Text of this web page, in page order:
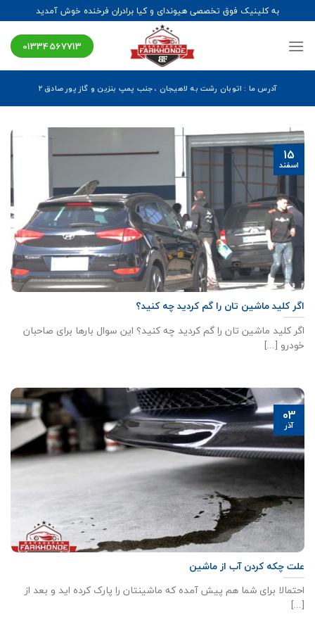
to
content
به کلینیک فوق تخصصی هیوندای و کیا برادران فرخنده خوش آمدید
01334567713
آدرس ما : اتوبان رشت به لاهیجان ، جنب پمپ بنزین و گاز پور صادق ۲
اگر کلید ماشین تان را گم کردید چه کنید؟
اگر کلید ماشین تان را گم کردید چه کنید؟ این سوال بارها برای صاحبان
خودرو [...]
15
اسفند
علت چکه کردن آب از ماشین
احتمالا برای شما هم پیش آمده که ماشینتان را پارک کرده اید و بعد از
[...]
03
آذر